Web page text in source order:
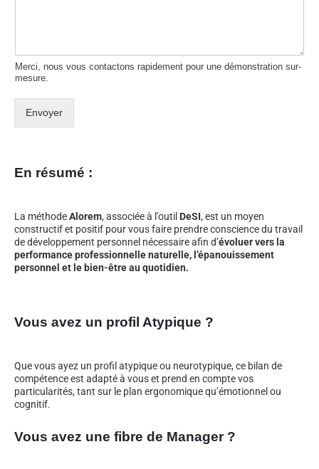
Merci, nous vous contactons rapidement pour une démonstration sur-
mesure.
Envoyer
En résumé :
La méthodeAlorem, associée à l’outil DeSI, est un moyen
constructif et positif pour vous faire prendre conscience du travail
de développement personnel nécessaire afin d’évoluer vers la
performance professionnelle naturelle, l’épanouissement
personnel et le bien-être au quotidien.
Vous avez un profil Atypique ?
Que vous ayez un profil atypique ou neurotypique, ce bilan de
compétence est adapté à vous et prend en compte vos
particularités, tant sur le plan ergonomique qu’émotionnel ou
cognitif.
Vous avez une fibre de Manager ?